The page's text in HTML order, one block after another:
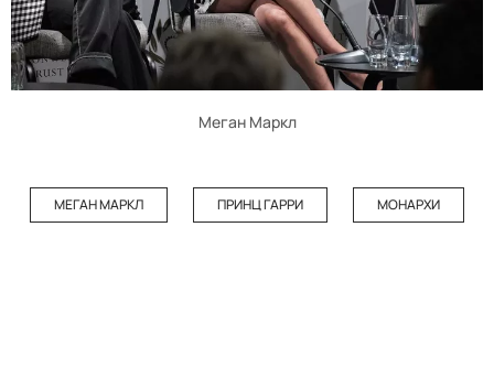
Меган Маркл
МЕГАН МАРКЛ ПРИНЦ ГАРРИ МОНАРХИ